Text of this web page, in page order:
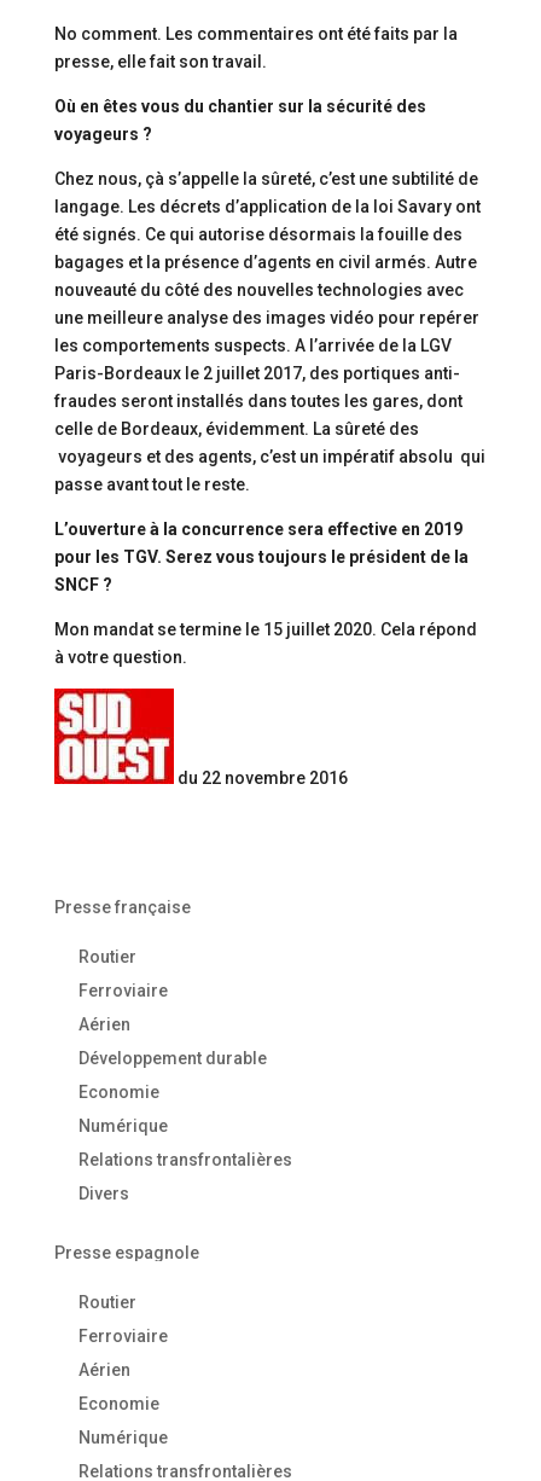
No comment. Les commentaires ont été faits par la
presse, elle fait son travail.
Où en êtes vous du chantier sur la sécurité des
voyageurs ?
Chez nous, çà s’appelle la sûreté, c’est une subtilité de
langage. Les décrets d’application de la loi Savary ont
été signés. Ce qui autorise désormais la fouille des
bagages et la présence d’agents en civil armés. Autre
nouveauté du côté des nouvelles technologies avec
une meilleure analyse des images vidéo pour repérer
les comportements suspects. A l’arrivée de la LGV
Paris-Bordeaux le 2 juillet 2017, des portiques anti-
fraudes seront installés dans toutes les gares, dont
celle de Bordeaux, évidemment. La sûreté des
voyageurs et des agents, c’est un impératif absolu qui
passe avant tout le reste.
L’ouverture à la concurrence sera effective en 2019
pour les TGV. Serez vous toujours le président de la
SNCF ?
Mon mandat se termine le 15 juillet 2020. Cela répond
à votre question.
du 22 novembre 2016
Presse française
Routier
Ferroviaire
Aérien
Développement durable
Economie
Numérique
Relations transfrontalières
Divers
Presse espagnole
Routier
Ferroviaire
Aérien
Economie
Numérique
Relations transfrontalières